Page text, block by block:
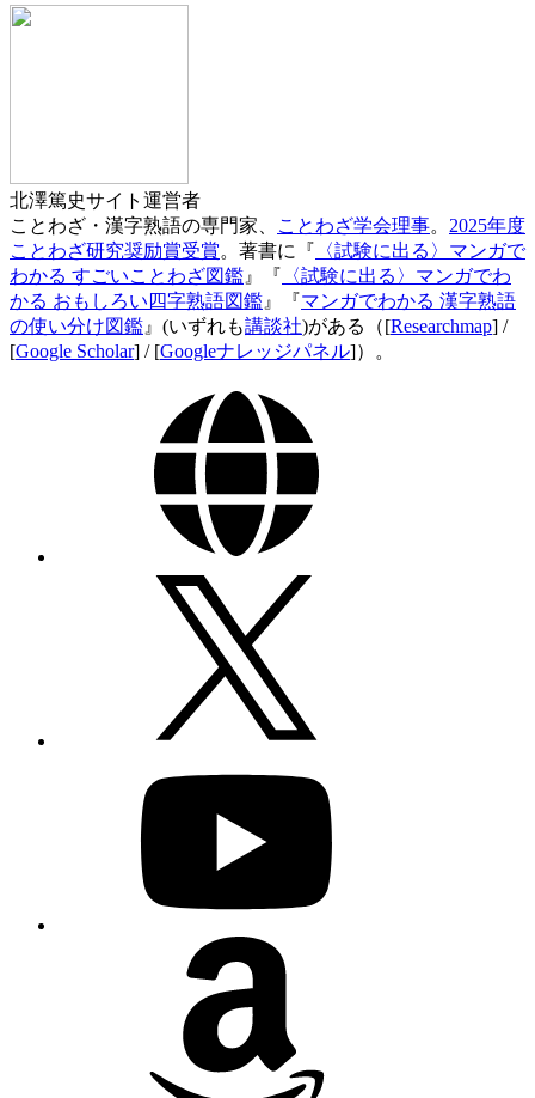
北澤篤史サイト運営者
ことわざ・漢字熟語の専門家、
ことわざ学会理事。 2025年度
ことわざ研究奨励賞受賞。著書に『 〈試験に出る〉マンガで
わかる すごいことわざ図鑑 』『 〈試験に出る〉マンガでわ
かる おもしろい四字熟語図鑑 』『マンガでわかる 漢字熟語
の使い分け図鑑 』(いずれも講談社)がある（[Researchmap] /
[Google Scholar] / [Googleナレッジパネル]）。